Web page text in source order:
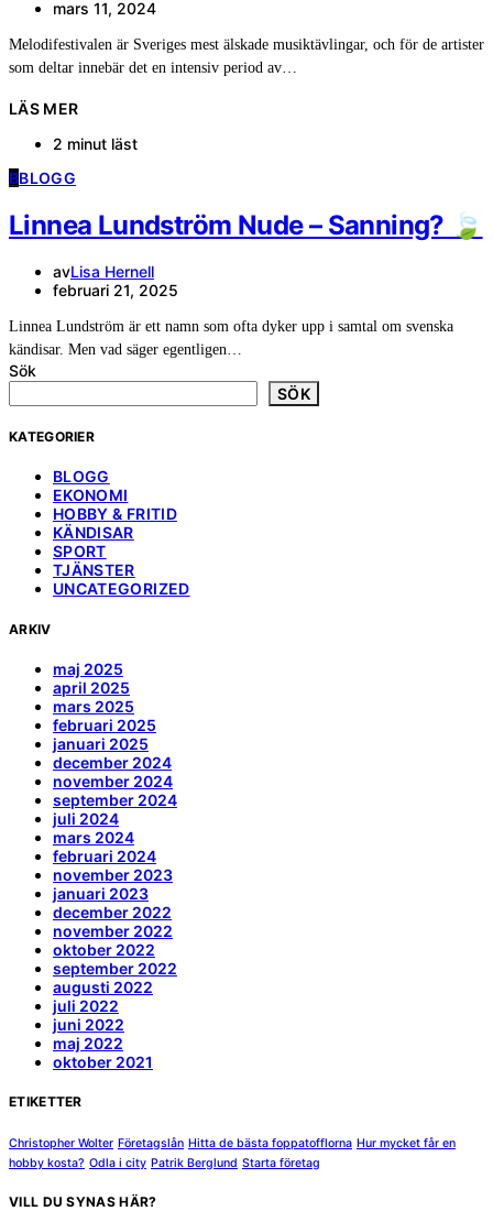
mars 11, 2024
Melodifestivalen är Sveriges mest älskade musiktävlingar, och för de artister
som deltar innebär det en intensiv period av…
LÄS MER
2 minut läst
BBLOGG
Linnea Lundström Nude – Sanning? 🍃
avLisa Hernell
februari 21, 2025
Linnea Lundström är ett namn som ofta dyker upp i samtal om svenska
kändisar. Men vad säger egentligen…
Sök
SÖK
KATEGORIER
BLOGG
EKONOMI
HOBBY & FRITID
KÄNDISAR
SPORT
TJÄNSTER
UNCATEGORIZED
ARKIV
maj 2025
april 2025
mars 2025
februari 2025
januari 2025
december 2024
november 2024
september 2024
juli 2024
mars 2024
februari 2024
november 2023
januari 2023
december 2022
november 2022
oktober 2022
september 2022
augusti 2022
juli 2022
juni 2022
maj 2022
oktober 2021
ETIKETTER
Christopher Wolter Företagslån Hitta de bästa foppatofflorna Hur mycket får en
hobby kosta? Odla i city Patrik Berglund Starta företag
VILL DU SYNAS HÄR?